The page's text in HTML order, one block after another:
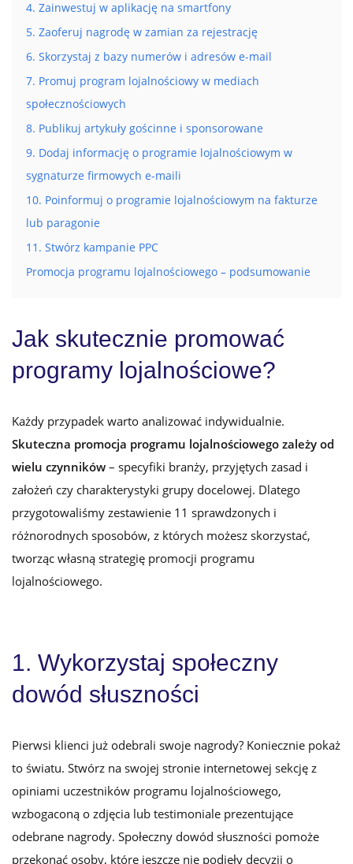
4. Zainwestuj w aplikację na smartfony
5. Zaoferuj nagrodę w zamian za rejestrację
6. Skorzystaj z bazy numerów i adresów e-mail
7. Promuj program lojalnościowy w mediach
społecznościowych
8. Publikuj artykuły gościnne i sponsorowane
9. Dodaj informację o programie lojalnościowym w
sygnaturze firmowych e-maili
10. Poinformuj o programie lojalnościowym na fakturze
lub paragonie
11. Stwórz kampanie PPC
Promocja programu lojalnościowego – podsumowanie
Jak skutecznie promować
programy lojalnościowe?
Każdy przypadek warto analizować indywidualnie.
Skuteczna promocja programu lojalnościowego zależy od
wielu czynników – specyfiki branży, przyjętych zasad i
założeń czy charakterystyki grupy docelowej. Dlatego
przygotowaliśmy zestawienie 11 sprawdzonych i
różnorodnych sposobów, z których możesz skorzystać,
tworząc własną strategię promocji programu
lojalnościowego.
1. Wykorzystaj społeczny
dowód słuszności
Pierwsi klienci już odebrali swoje nagrody? Koniecznie pokaż
to światu. Stwórz na swojej stronie internetowej sekcję z
opiniami uczestników programu lojalnościowego,
wzbogaconą o zdjęcia lub testimoniale prezentujące
odebrane nagrody. Społeczny dowód słuszności pomoże
przekonać osoby, które jeszcze nie podjęły decyzji o